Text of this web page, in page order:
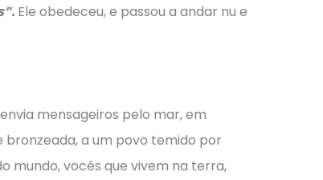
Ele obedeceu, e passou a andar nu e
mensageiros pelo mar, em
bronzeada, a um povo temido por
mundo, vocês que vivem na terra,